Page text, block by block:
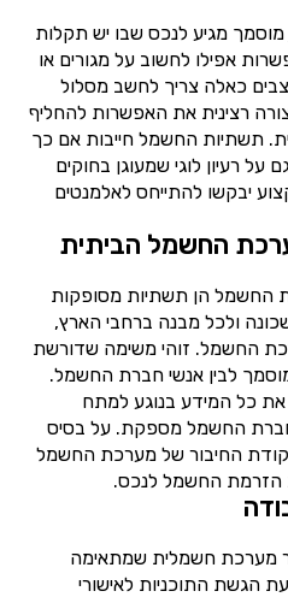
מוסמך מגיע לנכס שבו יש תקלות
אפילו לחשוב על מגורים או
כאלה צריך לחשב מסלול
רצינית את האפשרות להחליף
תשתיות החשמל חייבות אם כך
רעיון לוגי שמעוגן בחוקים
יבקשו להתייחס לאלמנטים
החשמל הביתית
החשמל הן תשתיות מסופקות
ולכל מבנה ברחבי הארץ,
החשמל. זוהי משימה שדורשת
לבין אנשי חברת החשמל.
כל המידע בנוגע למתח
חברת החשמל מספקת. על בסיס
החיבור של מערכת החשמל
הזרמת החשמל לנכס.
מערכת חשמלית שמתאימה
הגשת התוכניות לאישורי